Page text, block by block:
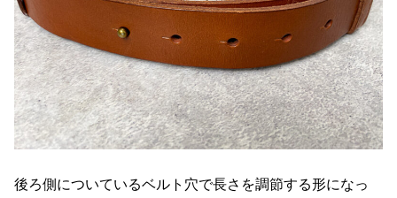
後ろ側についているベルト穴で長さを調節する形になっ